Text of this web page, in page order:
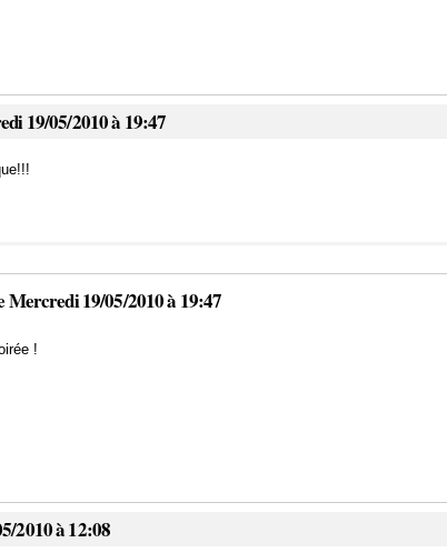
19/05/2010 à 19:47
Mercredi 19/05/2010 à 19:47
!
2010 à 12:08